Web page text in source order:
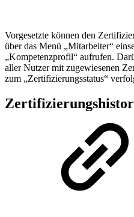
Vorgesetzte können den
über das Menü „Mitarbeiter“
„Kompetenzprofil“ aufrufen.
aller Nutzer mit zugewiesenen
zum „Zertifizierungsstatus“